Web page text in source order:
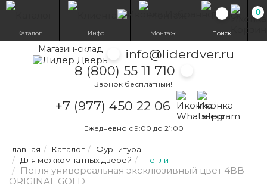
Магазин-склад
info@liderdver.ru
8 (800) 55 11 710
Звонок бесплатный!
+7 (977) 450 22 06
Написать на
Написать на
Ежедневно с 9:00 до 21:00
0
Каталог Инфо Монтаж Поиск
Главная Каталог
Фурнитура
Для межкомнатных дверей
Петли
Петля универсальная эксклюзивный цвет 4BB
ORIGINAL GOLD